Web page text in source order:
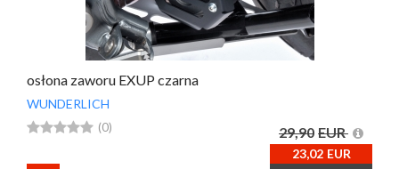
osłona zaworu EXUP czarna
WUNDERLICH
 (0) 29,90 EUR
23,02 EUR